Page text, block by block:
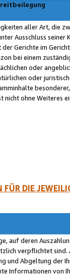
aller Art, die
Ausschluss
Gerichte im
bei einem
oder
oder
nicht ohne Weiteres
DIE
auf deren
verpflichtet
und Abgeltung der
Informationen von